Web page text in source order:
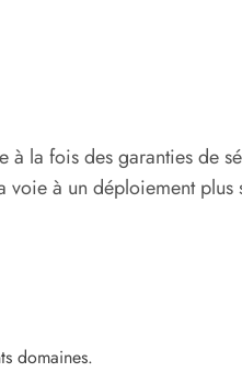
à la fois des garanties de
à un déploiement plus
domaines.